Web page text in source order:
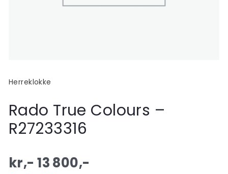
Herreklokke
Rado True Colours –
R27233316
kr,- 13 800,-